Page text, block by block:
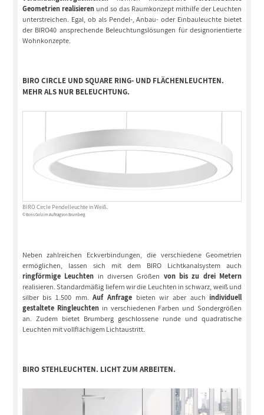
Geometrien realisierenund so das Raumkonzept mithilfe der Leuchten
unterstreichen. Egal, ob als Pendel-, Anbau- oder Einbauleuchte bietet
der BIRO40 ansprechende Beleuchtungslösungen für designorientierte
Wohnkonzepte.
BIRO CIRCLE UND SQUARE RING- UND FLÄCHENLEUCHTEN.
MEHR ALS NUR BELEUCHTUNG.
BIRO Circle Pendelleuchte in Weiß.
© Boris Golz im Auftrag von Brumberg
Neben zahlreichen Eckverbindungen, die verschiedene Geometrien
ermöglichen, lassen sich mit dem BIRO Lichtkanalsystem auch
ringförmige Leuchten in diversen Größen von bis zu drei Metern
realisieren. Standardmäßig liefern wir die Leuchten in schwarz, weiß und
silber bis 1.500 mm.Auf Anfrage bieten wir aber auchindividuell
gestaltete Ringleuchtenin verschiedenen Farben und Sondergrößen
an. Zudem bietet Brumberg geschlossene runde und quadratische
Leuchten mit vollflächigem Lichtaustritt.
BIRO STEHLEUCHTEN. LICHT ZUM ARBEITEN.